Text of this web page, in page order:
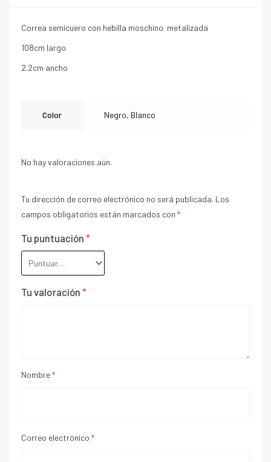
Correa semicuero con hebilla moschino metalizada
108cm largo
2.2cm ancho
Color Negro, Blanco
No hay valoraciones aún.
Tu dirección de correo electrónico no será publicada. Los
campos obligatorios están marcados con *
Tu puntuación *
Tu valoración *
Nombre*
Correo electrónico *